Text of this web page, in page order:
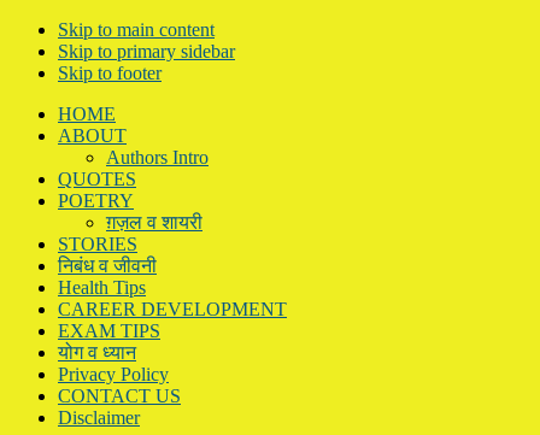
Skip to main content
Skip to primary sidebar
Skip to footer
HOME
ABOUT
Authors Intro
QUOTES
POETRY
ग़ज़ल व शायरी
STORIES
निबंध व जीवनी
Health Tips
CAREER DEVELOPMENT
EXAM TIPS
योग व ध्यान
Privacy Policy
CONTACT US
Disclaimer